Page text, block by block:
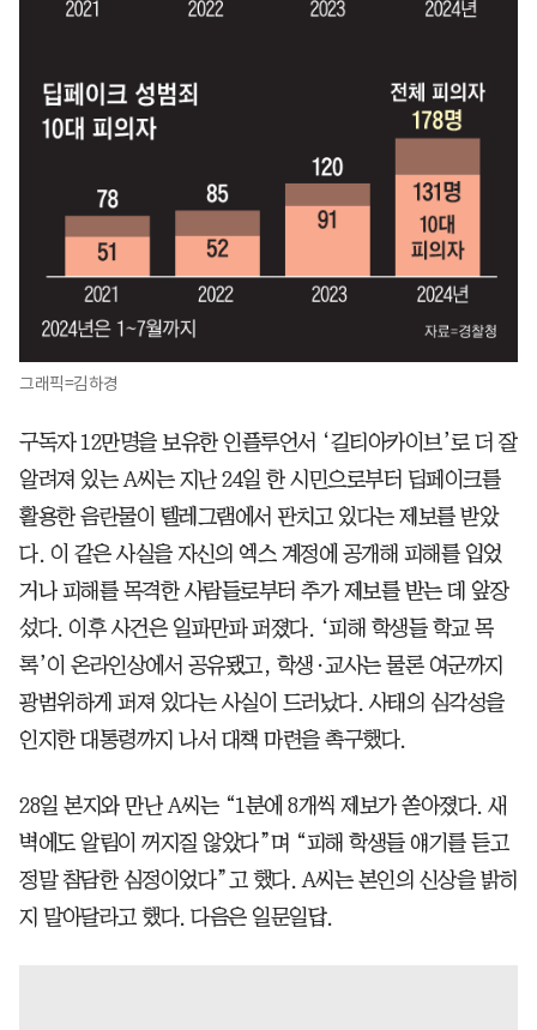
그래픽=김하경
구독자 12만명을 보유한 인플루언서 ‘길티아카이브’로 더 잘
알려져 있는 A씨는 지난 24일 한 시민으로부터 딥페이크를
활용한 음란물이 텔레그램에서 판치고 있다는 제보를 받았
다. 이 같은 사실을 자신의 엑스 계정에 공개해 피해를 입었
거나 피해를 목격한 사람들로부터 추가 제보를 받는 데 앞장
섰다. 이후 사건은 일파만파 퍼졌다. ‘피해 학생들 학교 목
록’이 온라인상에서 공유됐고, 학생·교사는 물론 여군까지
광범위하게 퍼져 있다는 사실이 드러났다. 사태의 심각성을
인지한 대통령까지 나서 대책 마련을 촉구했다.
28일 본지와 만난 A씨는 “1분에 8개씩 제보가 쏟아졌다. 새
벽에도 알림이 꺼지질 않았다”며 “피해 학생들 얘기를 듣고
정말 참담한 심정이었다”고 했다. A씨는 본인의 신상을 밝히
지 말아달라고 했다. 다음은 일문일답.